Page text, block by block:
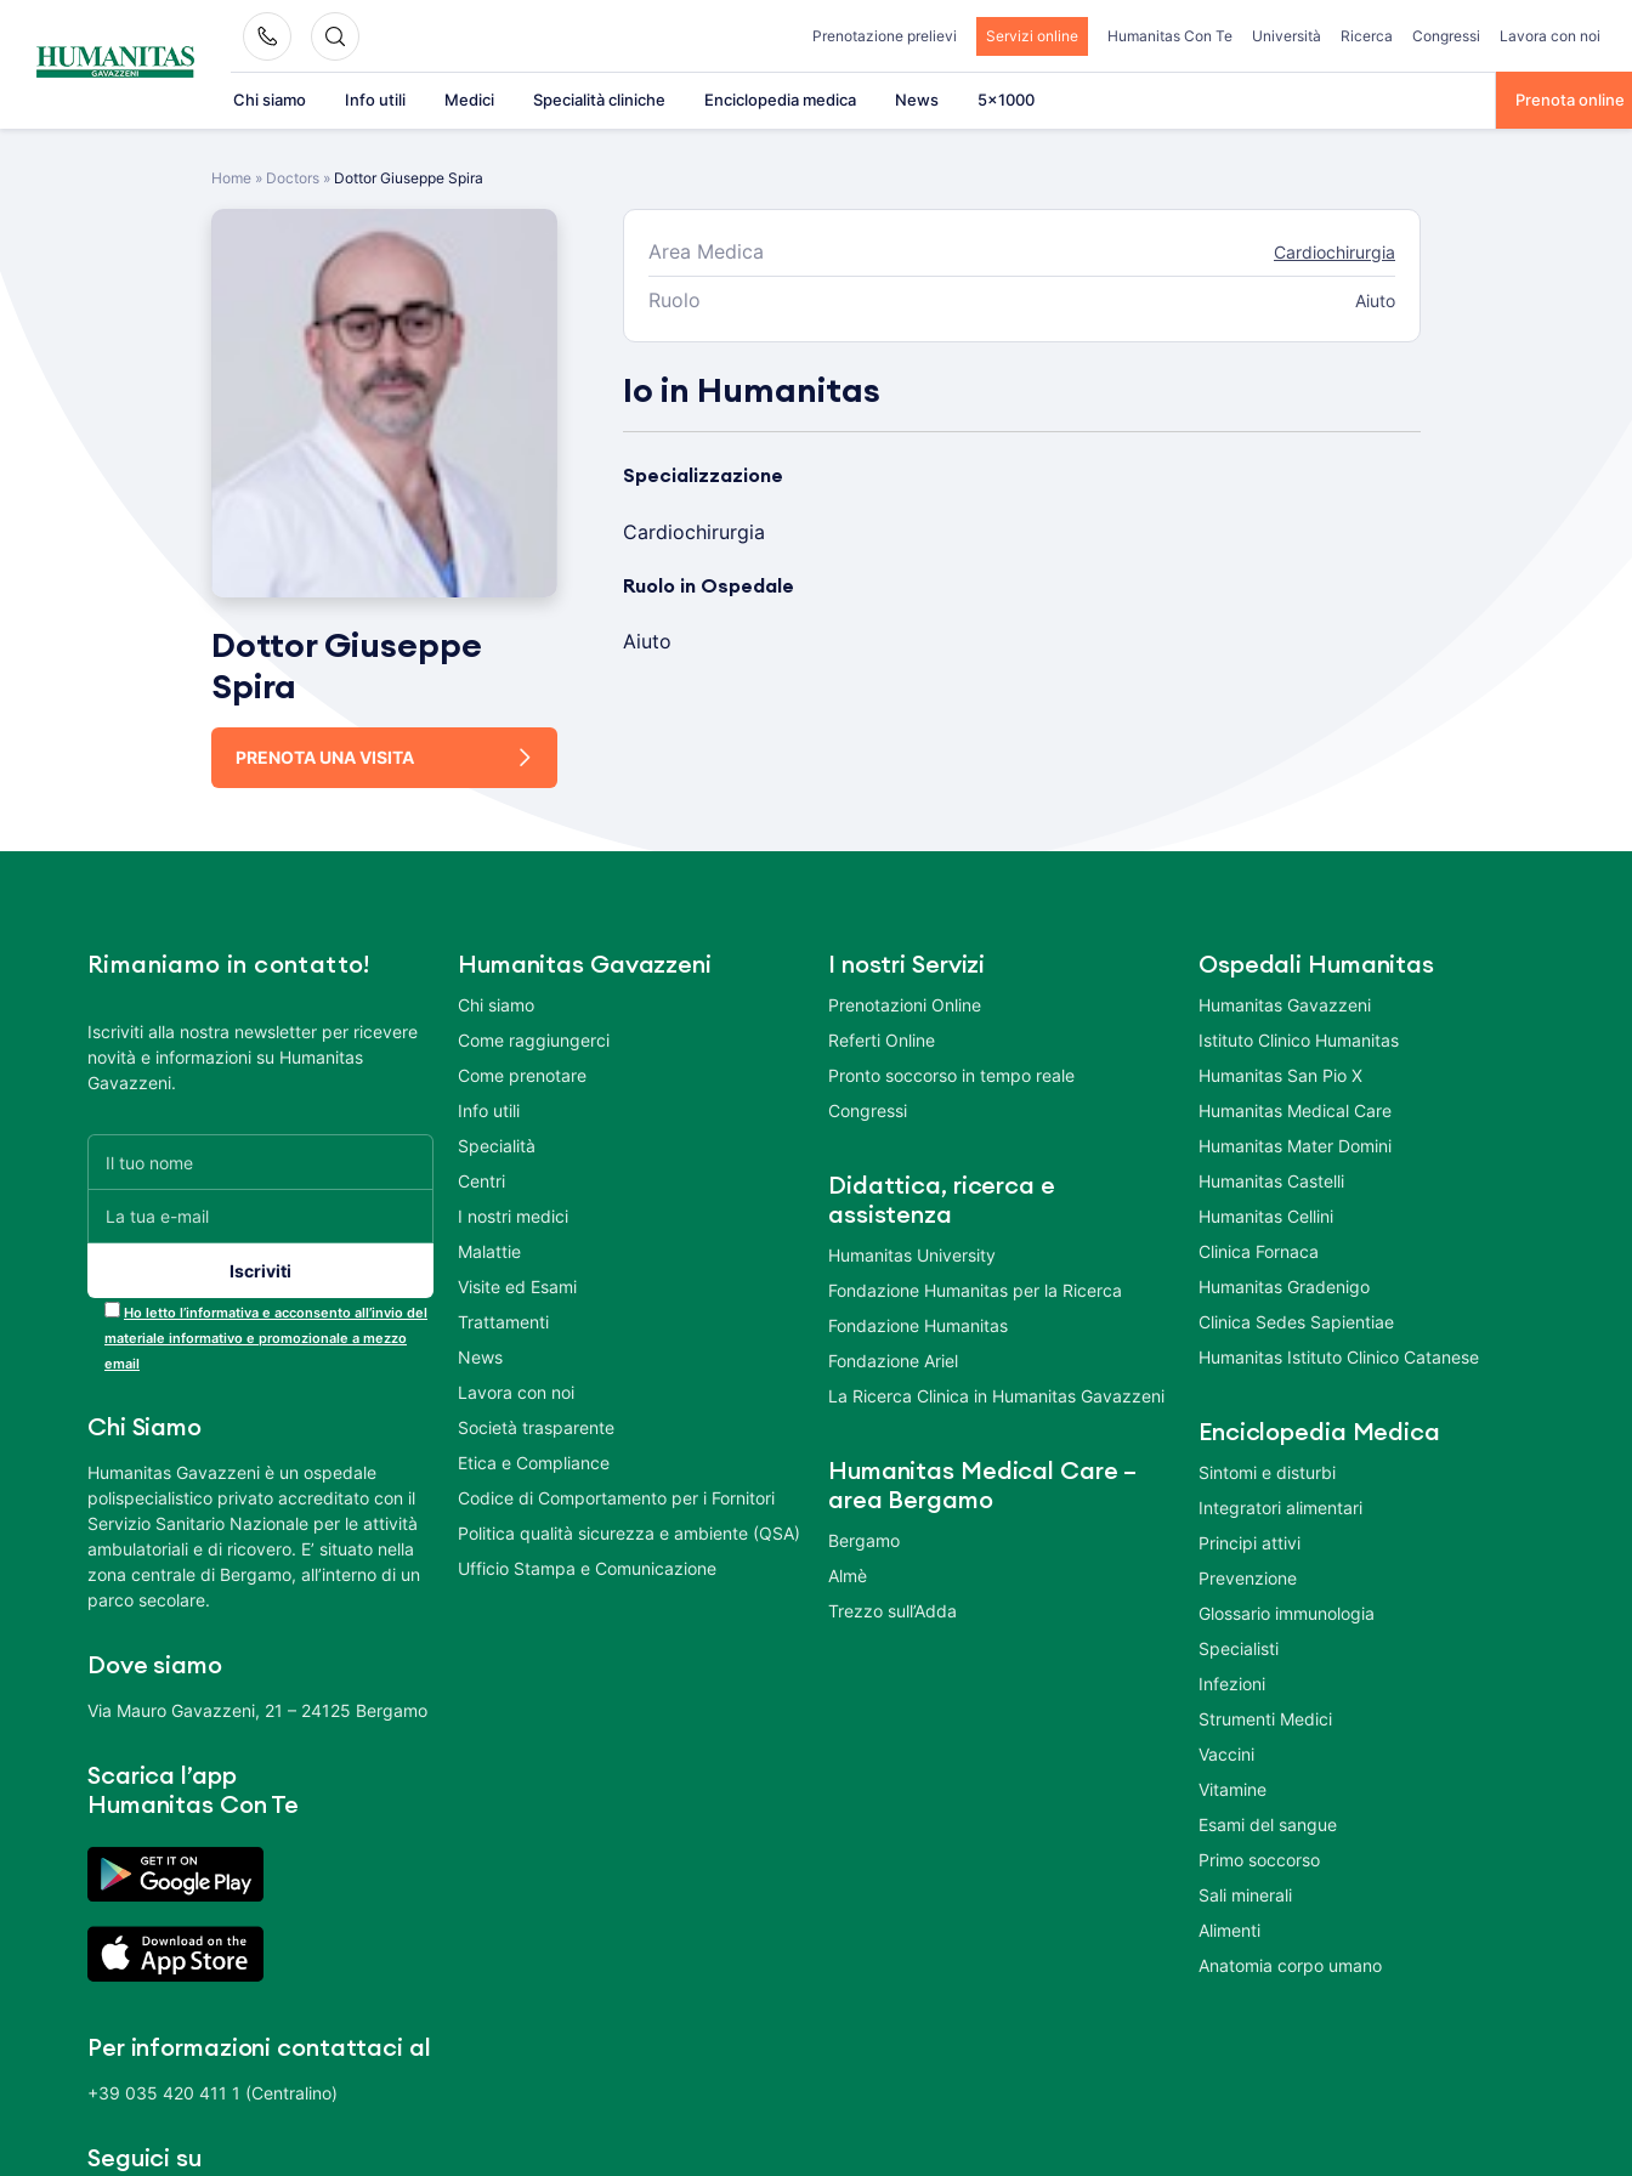
content
Prenotazione prelievi Servizi online Humanitas Con Te Università Ricerca Congressi Lavora con noi
Chi siamo Info utili Medici Specialità cliniche Enciclopedia medica News 5×1000 Prenota online
Home » Doctors » Dottor Giuseppe Spira
Dottor Giuseppe
Spira
PRENOTA UNA VISITA
Area Medica Cardiochirurgia
Ruolo Aiuto
Io in Humanitas
Specializzazione
Cardiochirurgia
Ruolo in Ospedale
Aiuto
Rimaniamo in contatto!
Iscriviti alla nostra newsletter per ricevere
novità e informazioni su Humanitas
Gavazzeni.
Ho letto l’informativa e acconsento all’invio del
materiale informativo e promozionale a mezzo
email
Chi Siamo
Humanitas Gavazzeni è un ospedale
polispecialistico privato accreditato con il
Servizio Sanitario Nazionale per le attività
ambulatoriali e di ricovero. E’ situato nella
zona centrale di Bergamo, all’interno di un
parco secolare.
Dove siamo
Via Mauro Gavazzeni, 21 – 24125 Bergamo
Scarica l’app
Humanitas Con Te
Per informazioni contattaci al
+39 035 420 411 1 (Centralino)
Seguici su
Humanitas Gavazzeni
Chi siamo
Come raggiungerci
Come prenotare
Info utili
Specialità
Centri
I nostri medici
Malattie
Visite ed Esami
Trattamenti
News
Lavora con noi
Società trasparente
Etica e Compliance
Codice di Comportamento per i Fornitori
Politica qualità sicurezza e ambiente (QSA)
Ufficio Stampa e Comunicazione
I nostri Servizi
Prenotazioni Online
Referti Online
Pronto soccorso in tempo reale
Congressi
Didattica, ricerca e
assistenza
Humanitas University
Fondazione Humanitas per la Ricerca
Fondazione Humanitas
Fondazione Ariel
La Ricerca Clinica in Humanitas Gavazzeni
Humanitas Medical Care –
area Bergamo
Bergamo
Almè
Trezzo sull’Adda
Ospedali Humanitas
Humanitas Gavazzeni
Istituto Clinico Humanitas
Humanitas San Pio X
Humanitas Medical Care
Humanitas Mater Domini
Humanitas Castelli
Humanitas Cellini
Clinica Fornaca
Humanitas Gradenigo
Clinica Sedes Sapientiae
Humanitas Istituto Clinico Catanese
Enciclopedia Medica
Sintomi e disturbi
Integratori alimentari
Principi attivi
Prevenzione
Glossario immunologia
Specialisti
Infezioni
Strumenti Medici
Vaccini
Vitamine
Esami del sangue
Primo soccorso
Sali minerali
Alimenti
Anatomia corpo umano